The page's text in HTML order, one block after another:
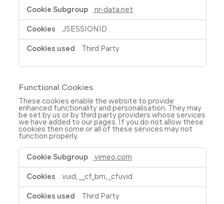
nr-data.net
JSESSIONID
Third Party
Functional Cookies
These cookies enable the website to provide
enhanced functionality and personalisation. They may
be set by us or by third party providers whose services
we have added to our pages. If you do not allow these
cookies then some or all of these services may not
function properly.
Functional
Cookies
vimeo.com
vuid, __cf_bm, _cfuvid
Third Party